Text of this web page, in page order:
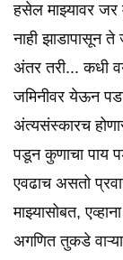
हसेल माझ्यावर जर
नाही झाडापासून ते
अंतर तरी... कधी
जमिनीवर येऊन
अंत्यसंस्कारच
पडून कुणाचा पाय
एवढाच असतो
माझ्यासोबत,
अगणित तुकडे